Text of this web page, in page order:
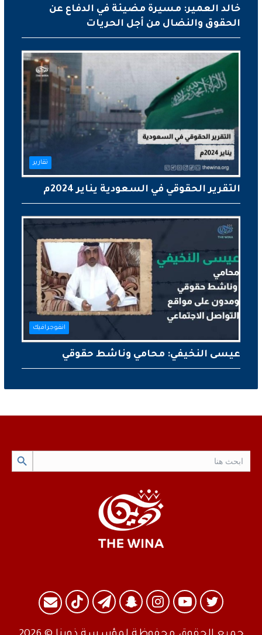
خالد العمير: مسيرة مضيئة في الدفاع عن
الحقوق والنضال من أجل الحريات
تقارير
التقرير الحقوقي في السعودية يناير 2024م
انفوجرافيك
عيسى النخيفي: محامي وناشط حقوقي
Search Button
تويتر يوتيوبانستقرام
سنابتيلقرامTikTokالبريد